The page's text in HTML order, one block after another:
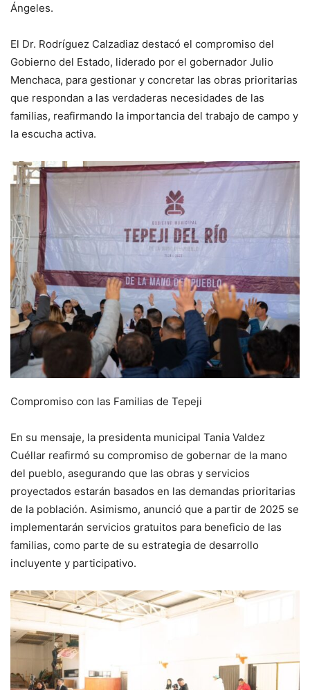
Ángeles.
El Dr. Rodríguez Calzadiaz destacó el compromiso del
Gobierno del Estado, liderado por el gobernador Julio
Menchaca, para gestionar y concretar las obras prioritarias
que respondan a las verdaderas necesidades de las
familias, reafirmando la importancia del trabajo de campo y
la escucha activa.
Compromiso con las Familias de Tepeji
En su mensaje, la presidenta municipal Tania Valdez
Cuéllar reafirmó su compromiso de gobernar de la mano
del pueblo, asegurando que las obras y servicios
proyectados estarán basados en las demandas prioritarias
de la población. Asimismo, anunció que a partir de 2025 se
implementarán servicios gratuitos para beneficio de las
familias, como parte de su estrategia de desarrollo
incluyente y participativo.